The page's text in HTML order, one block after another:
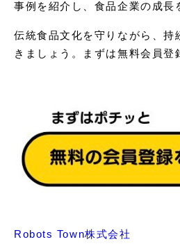
事例を紹介し、食品企業の成長
伝統食品文化を守りながら、持
きましょう。まずは無料会員登
Robots Town株式会社